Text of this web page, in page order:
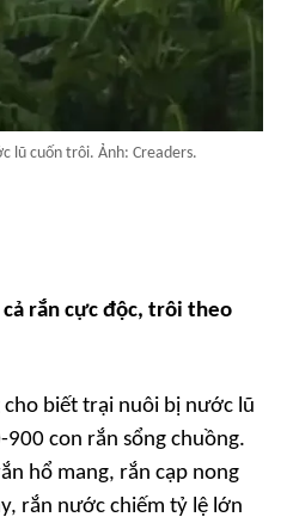
lũ cuốn trôi. Ảnh: Creaders.
cả rắn cực độc, trôi theo
biết trại nuôi bị nước lũ
con rắn sổng chuồng.
hổ mang, rắn cạp nong
rắn nước chiếm tỷ lệ lớn